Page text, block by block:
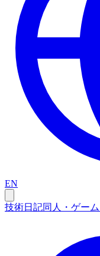
EN
技術日記同人・ゲーム